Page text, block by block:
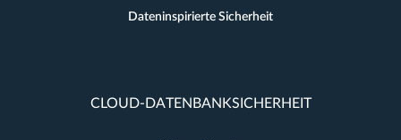
Dateninspirierte Sicherheit
CLOUD-DATENBANKSICHERHEIT